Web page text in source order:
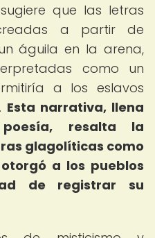
que las letras
a partir de
águila en la arena,
como un
a los eslavos
Esta narrativa, llena
resalta la
glagolíticas como
a los pueblos
de registrar su